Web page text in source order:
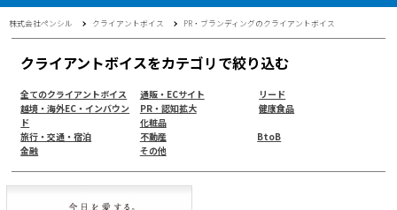
株式会社ペンシル クライアントボイス PR・ブランディングのクライアントボイス
クライアントボイスをカテゴリで絞り込む
全てのクライアントボイス 通販・ECサイト
リード
越境・海外EC・インバウン
ド
PR・認知拡大
健康食品
化粧品
旅行・交通・宿泊
不動産
BtoB
金融
その他